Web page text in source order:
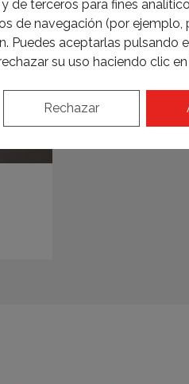
de terceros para fines
de navegación (por ejemplo,
Puedes aceptarlas pulsando
su uso haciendo clic en
Rechazar